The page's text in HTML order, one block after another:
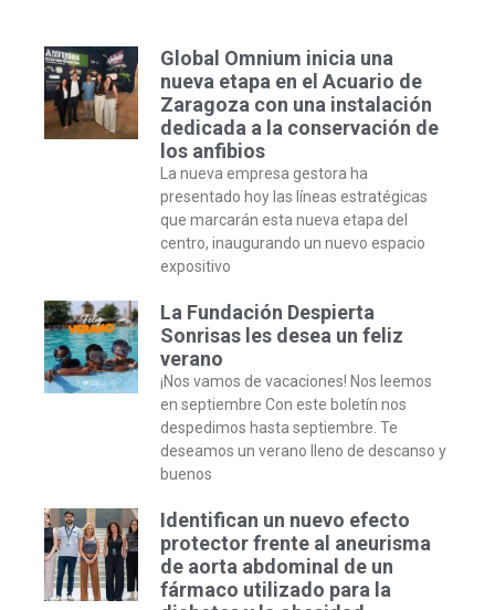
Global Omnium inicia una
nueva etapa en el Acuario de
Zaragoza con una instalación
dedicada a la conservación de
los anfibios
La nueva empresa gestora ha
presentado hoy las líneas estratégicas
que marcarán esta nueva etapa del
centro, inaugurando un nuevo espacio
expositivo
La Fundación Despierta
Sonrisas les desea un feliz
verano
¡Nos vamos de vacaciones! Nos leemos
en septiembre Con este boletín nos
despedimos hasta septiembre. Te
deseamos un verano lleno de descanso y
buenos
Identifican un nuevo efecto
protector frente al aneurisma
de aorta abdominal de un
fármaco utilizado para la